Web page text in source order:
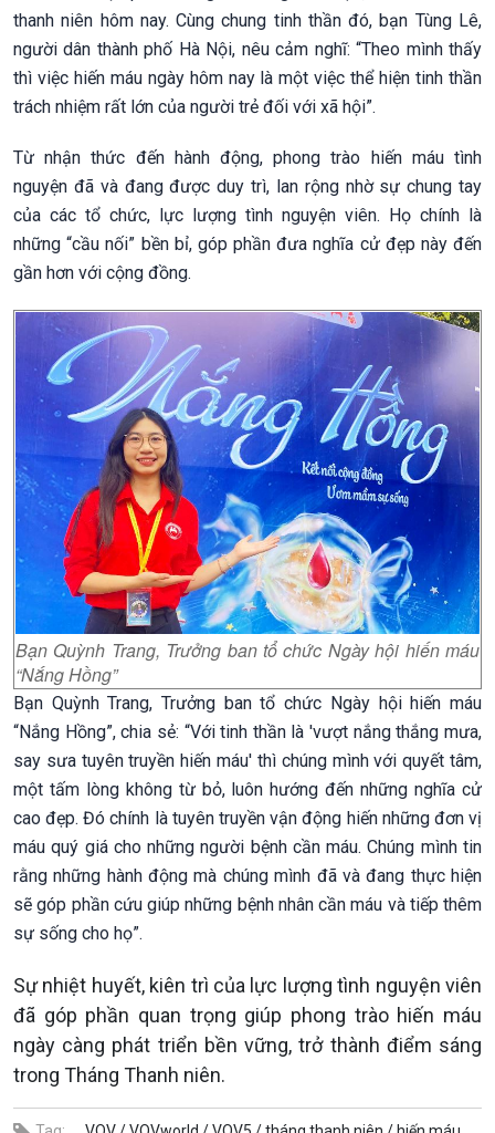
thanh niên hôm nay. Cùng chung tinh thần đó, bạn Tùng Lê,
người dân thành phố Hà Nội, nêu cảm nghĩ: “Theo mình thấy
thì việc hiến máu ngày hôm nay là một việc thể hiện tinh thần
trách nhiệm rất lớn của người trẻ đối với xã hội”.
Từ nhận thức đến hành động, phong trào hiến máu tình
nguyện đã và đang được duy trì, lan rộng nhờ sự chung tay
của các tổ chức, lực lượng tình nguyện viên. Họ chính là
những “cầu nối” bền bỉ, góp phần đưa nghĩa cử đẹp này đến
gần hơn với cộng đồng.
Bạn Quỳnh Trang, Trưởng ban tổ chức Ngày hội hiến máu
“Nắng Hồng”
Bạn Quỳnh Trang, Trưởng ban tổ chức Ngày hội hiến máu
“Nắng Hồng”, chia sẻ: “Với tinh thần là 'vượt nắng thắng mưa,
say sưa tuyên truyền hiến máu' thì chúng mình với quyết tâm,
một tấm lòng không từ bỏ, luôn hướng đến những nghĩa cử
cao đẹp. Đó chính là tuyên truyền vận động hiến những đơn vị
máu quý giá cho những người bệnh cần máu. Chúng mình tin
rằng những hành động mà chúng mình đã và đang thực hiện
sẽ góp phần cứu giúp những bệnh nhân cần máu và tiếp thêm
sự sống cho họ”.
Sự nhiệt huyết, kiên trì của lực lượng tình nguyện viên
đã góp phần quan trọng giúp phong trào hiến máu
ngày càng phát triển bền vững, trở thành điểm sáng
trong Tháng Thanh niên.